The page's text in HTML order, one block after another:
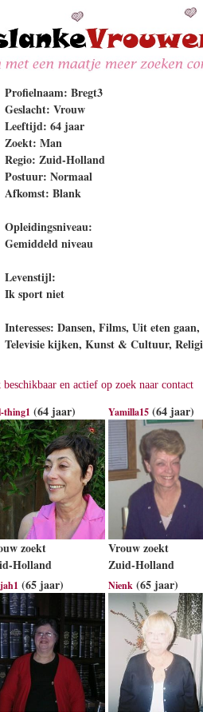
Profielnaam: Bregt3
Geslacht: Vrouw
Leeftijd: 64 jaar
Zoekt: Man
Regio: Zuid-Holland
Postuur: Normaal
Afkomst: Blank
Opleidingsniveau:
Gemiddeld niveau
Levenstijl:
Ik sport niet
Interesses: Dansen, Films, Uit eten gaan,
Televisie kijken, Kunst & Cultuur,
en actief op zoek naar contact
thing1 (64 jaar)
zoekt
Holland
Yamilla15 (64 jaar)
Vrouw zoekt
Zuid-Holland
(65 jaar) Nienk (65 jaar)